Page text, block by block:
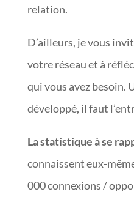
relation.
D’ailleurs, je vous
votre réseau et à
qui vous avez besoin.
développé, il faut
La statistique à se
connaissent eux-
000 connexions /